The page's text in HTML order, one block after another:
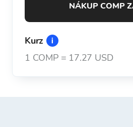
NÁKUP COMP
Kurz
1 COMP= 17.27 USD